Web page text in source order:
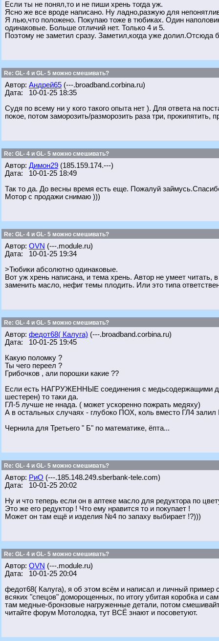
Если ты не понял,то и не пиши хрень тогда уж.
Ясно же все вроде написано. Ну ладно,разжую для
Я лью,что положено. Покупаю тоже в тюбиках. Один
одинаковые. Больше отличий нет. Только 4 и 5.
Поэтому не заметил сразу. Заметил,когда уже
Re: GL- 4 и GL- 5 можно смешивать?
Автор: Андрей65 (---.broadband.corbina.ru)
Дата: 10-01-25 18:35
Судя по всему ни у кого такого опыта нет ). Для ответа на
покое, потом заморозить/разморозить раза три,
Re: GL- 4 и GL- 5 можно смешивать?
Автор: Димон29 (185.159.174.---)
Дата: 10-01-25 18:49
Так то да. До весны время есть еще. Пожалуй
Мотор с продажи снимаю )))
Re: GL- 4 и GL- 5 можно смешивать?
Автор: OVN (---.module.ru)
Дата: 10-01-25 19:34
>Тюбики абсолютно одинаковые.
Вот уж хрень написана, и тема хрень. Автор не умеет читать,
заменить масло, нефиг темы плодить. Или это типа
Re: GL- 4 и GL- 5 можно смешивать?
Автор: федот68( Калуга) (---.broadband.corbina.ru)
Дата: 10-01-25 19:45
Какую поломку ?
Ты чего переел ?
Грибочков , али порошки какие ??
Если есть НАГРУЖЕННЫЕ соединения с медьсодержащими
шестерен) то таки да.
ГЛ-5 лучше не ннада. ( может ускоренно пожрать медяху)
А в остальных случаях - глубоко ПОХ, коль вместо ГЛ4 залил
Чернила для Третьего " Б" по математике, ёпта...
Re: GL- 4 и GL- 5 можно смешивать?
Автор: РиО (---.185.148.249.sberbank-tele.com)
Дата: 10-01-25 20:02
Ну и что теперь если он в аптеке масло для редуктора по
Это же его редуктор ! Что ему нравится то и покупает !
Может он там ещё и изделия №4 по запаху выбирает !?)))
Re: GL- 4 и GL- 5 можно смешивать?
Автор: OVN (---.module.ru)
Дата: 10-01-25 20:04
федот68( Калуга), я об этом всём и написал и личный
всяких "спецов" доморощенных, по итогу убитая коробка и
там медные-бронзовые нагруженные детали, потом
читайте форум Мотолодка, тут ВСЁ знают и посоветуют.